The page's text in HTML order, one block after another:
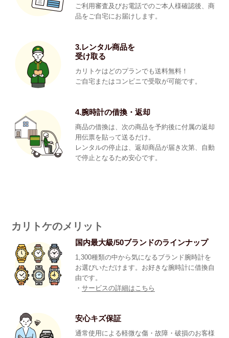
ご利用審査及びお電話でのご本人様確認後、商
品をご自宅にお届けします。
3.レンタル商品を
受け取る
カリトケはどのプランでも送料無料！
ご自宅またはコンビニで受取が可能です。
4.腕時計の借換・返却
商品の借換は、次の商品を予約後に付属の返却
用伝票を貼って送るだけ。
レンタルの停止は、返却商品が届き次第、自動
で停止となるため安心です。
カリトケのメリット
国内最大級/50ブランドのラインナップ
1,300種類の中から気になるブランド腕時計を
お選びいただけます。お好きな腕時計に借換自
由です。
・サービスの詳細はこちら
安心キズ保証
通常使用による軽微な傷・故障・破損のお客様